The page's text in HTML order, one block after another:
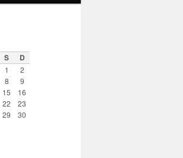
S D
1
2
8
9
15
16
22
23
29
30